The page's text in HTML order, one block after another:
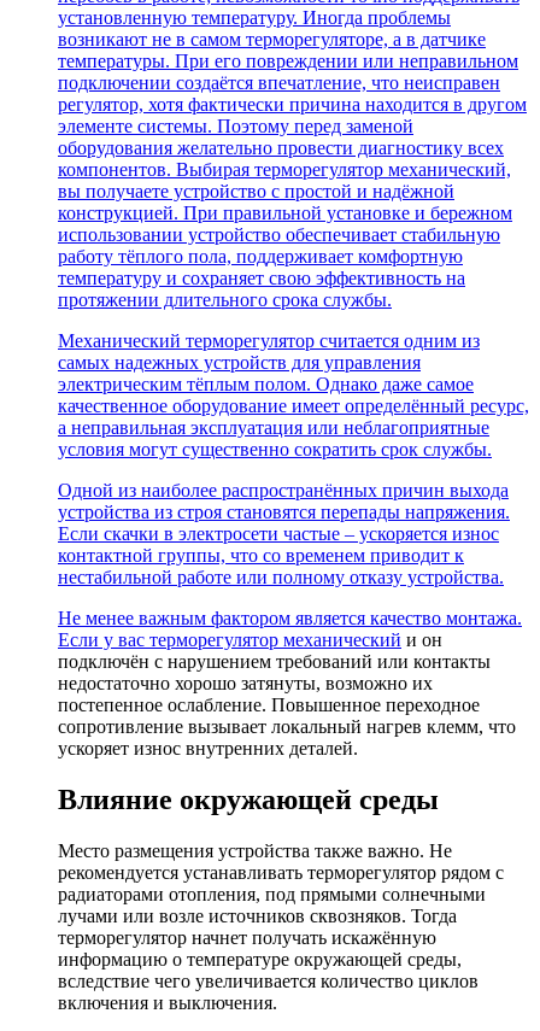
установленную температуру. Иногда проблемы
возникают не в самом терморегуляторе, а в датчике
температуры. При его повреждении или неправильном
подключении создаётся впечатление, что неисправен
регулятор, хотя фактически причина находится в другом
элементе системы. Поэтому перед заменой
оборудования желательно провести диагностику всех
компонентов. Выбирая терморегулятор механический,
вы получаете устройство с простой и надёжной
конструкцией. При правильной установке и бережном
использовании устройство обеспечивает стабильную
работу тёплого пола, поддерживает комфортную
температуру и сохраняет свою эффективность на
протяжении длительного срока службы.
Механический терморегулятор считается одним из
самых надежных устройств для управления
электрическим тёплым полом. Однако даже самое
качественное оборудование имеет определённый ресурс,
а неправильная эксплуатация или неблагоприятные
условия могут существенно сократить срок службы.
Одной из наиболее распространённых причин выхода
устройства из строя становятся перепады напряжения.
Если скачки в электросети частые – ускоряется износ
контактной группы, что со временем приводит к
нестабильной работе или полному отказу устройства.
Не менее важным фактором является качество монтажа.
Если у вас терморегулятор механический и он
подключён с нарушением требований или контакты
недостаточно хорошо затянуты, возможно их
постепенное ослабление. Повышенное переходное
сопротивление вызывает локальный нагрев клемм, что
ускоряет износ внутренних деталей.
Влияние окружающей среды
Место размещения устройства также важно. Не
рекомендуется устанавливать терморегулятор рядом с
радиаторами отопления, под прямыми солнечными
лучами или возле источников сквозняков. Тогда
терморегулятор начнет получать искажённую
информацию о температуре окружающей среды,
вследствие чего увеличивается количество циклов
включения и выключения.